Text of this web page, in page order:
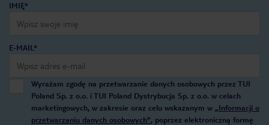
IMIĘ*
E-MAIL*
Wyrażam zgodę na przetwarzanie danych osobowych przez TUI
Poland Sp. z o.o. i TUI Poland Dystrybucja Sp. z o.o. w celach
marketingowych, w zakresie oraz celu wskazanym w „Informacji o
przetwarzaniu danych osobowych”, poprzez elektroniczną formę